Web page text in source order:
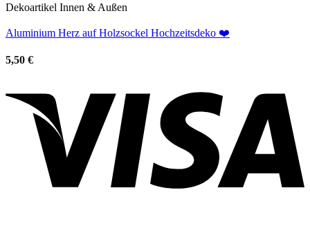
Dekoartikel Innen & Außen
Aluminium Herz auf Holzsockel Hochzeitsdeko ❤️
5,50 €